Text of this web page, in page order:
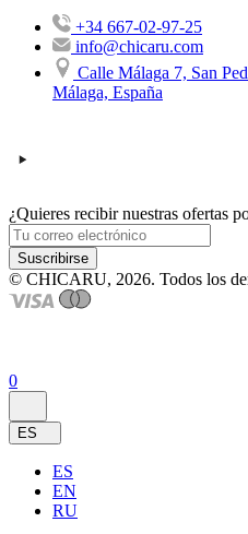
+34 667-02-97-25
info@chicaru.com
Calle Málaga 7, San
Málaga, España
¿Quieres recibir nuestras ofertas
Suscribirse
© CHICARU, 2026. Todos los
0
ES
ES
EN
RU